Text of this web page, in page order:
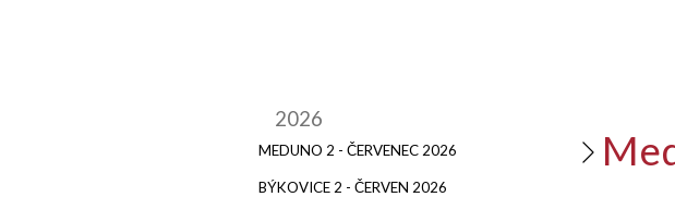
2026
MEDUNO 2 - ČERVENEC 2026
BÝKOVICE 2 - ČERVEN 2026